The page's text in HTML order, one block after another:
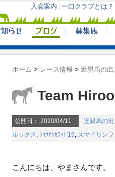
ホーム > レース情報 > 近親馬の出
Team
公開日： 2020/04/11 : 近親馬の
ルックス, ｼｮｳﾅﾝｶﾗｯﾄ'19, スマイリンフ
こんにちは、やまさんです。